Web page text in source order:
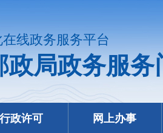
线政务服务平台
政局政务服务
行政许可 网上办事